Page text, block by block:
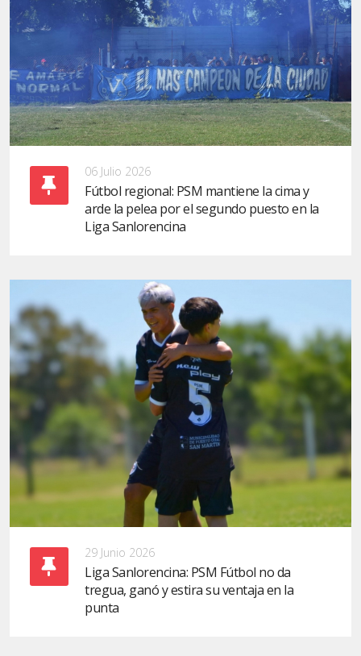
06 Julio 2026
Fútbol regional: PSM mantiene la cima y
arde la pelea por el segundo puesto en la
Liga Sanlorencina
29 Junio 2026
Liga Sanlorencina: PSM Fútbol no da
tregua, ganó y estira su ventaja en la
punta